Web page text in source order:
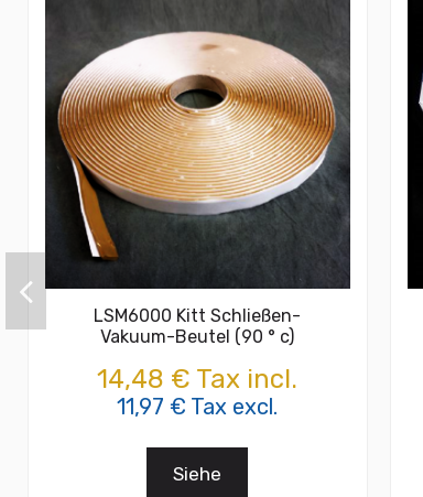
LSM6000 Kitt Schließen-
Vakuum-Beutel (90 ° c)
14,48 € Tax incl.
11,97 € Tax excl.
Siehe